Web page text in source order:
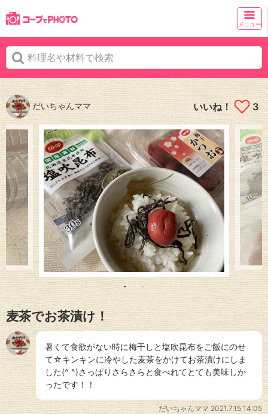
メニュー
だいちゃんママ いいね！ 3
麦茶でお茶漬け！
暑くて食欲がない時に梅干しと塩吹昆布をご飯にのせ
て☆キンキンに冷やした麦茶をかけてお茶漬けにしま
した(^ ^)さっぱりさらさらと食べれてとても美味しか
ったです！！
だいちゃんママ2021.7.15 14:05